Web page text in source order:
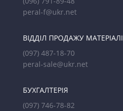
peral-f@ukr.net
ВІДДІЛ ПРОДАЖУ
(097) 487-18-70
peral-sale@ukr.net
БУХГАЛТЕРІЯ
(097) 746-78-82